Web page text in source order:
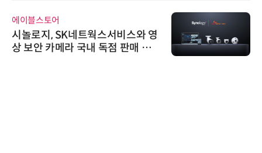
에이블스토어
시놀로지, SK네트웍스서비스와 영
상 보안 카메라 국내 독점 판매 파